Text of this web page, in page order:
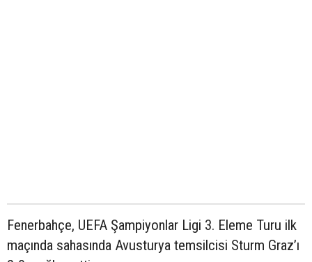
Fenerbahçe, UEFA Şampiyonlar Ligi 3. Eleme Turu ilk
maçında sahasında Avusturya temsilcisi Sturm Graz’ı